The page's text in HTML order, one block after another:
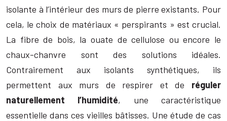
isolante à l’intérieur des murs de pierre existants. Pour
cela, le choix de matériaux « perspirants » est crucial.
La fibre de bois, la ouate de cellulose ou encore le
chaux-chanvre sont des solutions idéales.
Contrairement aux isolants synthétiques, ils
permettent aux murs de respirer et de réguler
naturellement l’humidité, une caractéristique
essentielle dans ces vieilles bâtisses. Une étude de cas